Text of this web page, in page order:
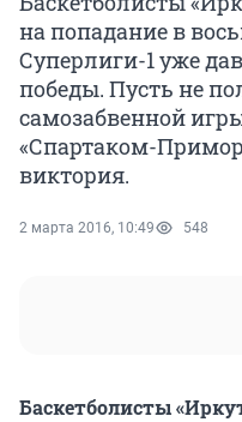
на попадание в
Суперлиги-1 уже
победы. Пусть не
самозабвенной
«Спартаком-
виктория.
2 марта 2016, 10:49 548
Баскетболисты